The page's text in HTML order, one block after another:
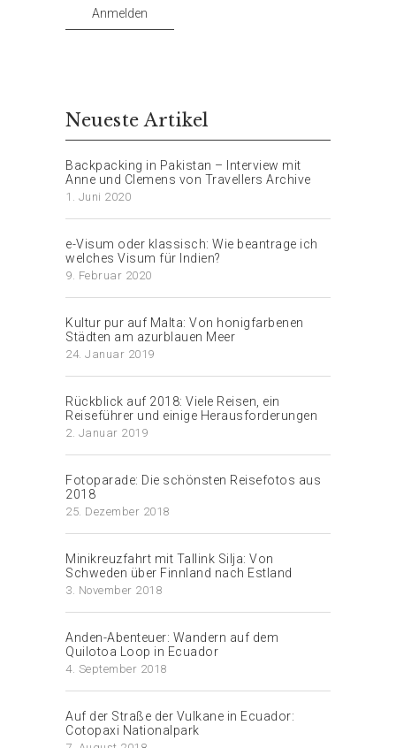
Anmelden
Neueste Artikel
Backpacking in Pakistan – Interview mit
Anne und Clemens von Travellers Archive
1. Juni 2020
e-Visum oder klassisch: Wie beantrage ich
welches Visum für Indien?
9. Februar 2020
Kultur pur auf Malta: Von honigfarbenen
Städten am azurblauen Meer
24. Januar 2019
Rückblick auf 2018: Viele Reisen, ein
Reiseführer und einige Herausforderungen
2. Januar 2019
Fotoparade: Die schönsten Reisefotos aus
2018
25. Dezember 2018
Minikreuzfahrt mit Tallink Silja: Von
Schweden über Finnland nach Estland
3. November 2018
Anden-Abenteuer: Wandern auf dem
Quilotoa Loop in Ecuador
4. September 2018
Auf der Straße der Vulkane in Ecuador:
Cotopaxi Nationalpark